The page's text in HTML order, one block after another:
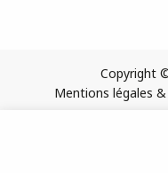
Copyright
Mentions légales &